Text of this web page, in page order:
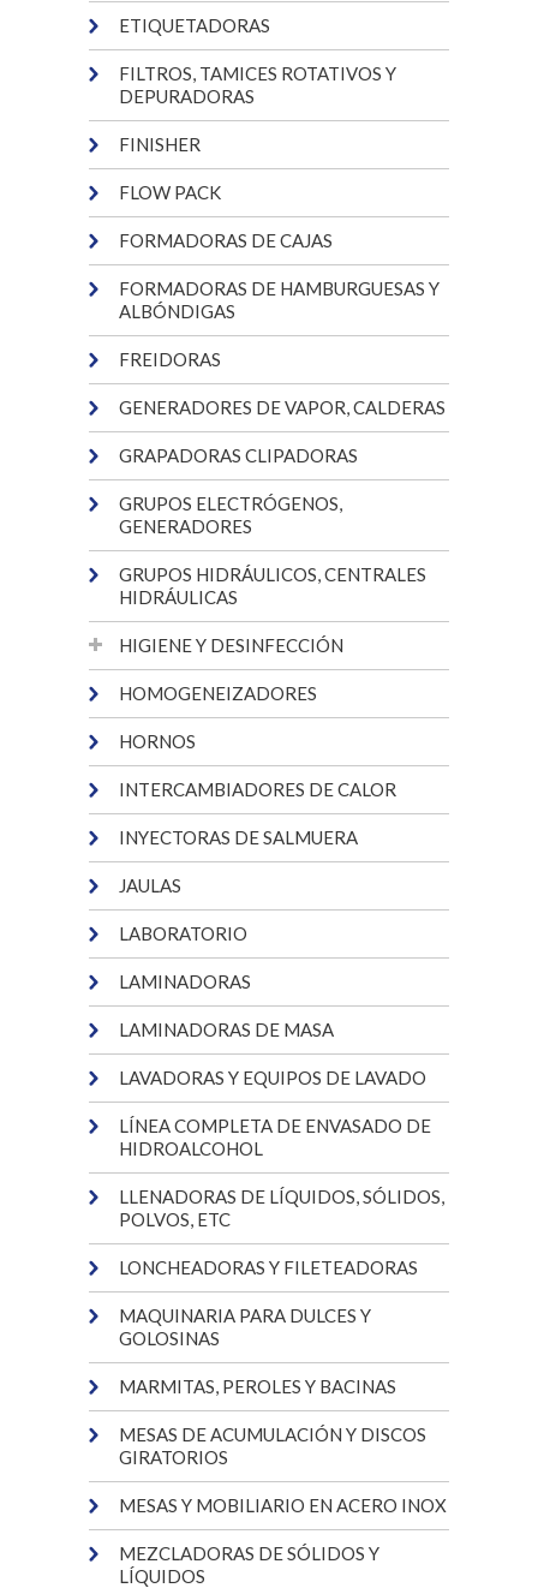
ETIQUETADORAS
FILTROS, TAMICES ROTATIVOS Y
DEPURADORAS
FINISHER
FLOW PACK
FORMADORAS DE CAJAS
FORMADORAS DE HAMBURGUESAS Y
ALBÓNDIGAS
FREIDORAS
GENERADORES DE VAPOR, CALDERAS
GRAPADORAS CLIPADORAS
GRUPOS ELECTRÓGENOS,
GENERADORES
GRUPOS HIDRÁULICOS, CENTRALES
HIDRÁULICAS
HIGIENE Y DESINFECCIÓN
HOMOGENEIZADORES
HORNOS
INTERCAMBIADORES DE CALOR
INYECTORAS DE SALMUERA
JAULAS
LABORATORIO
LAMINADORAS
LAMINADORAS DE MASA
LAVADORAS Y EQUIPOS DE LAVADO
LÍNEA COMPLETA DE ENVASADO DE
HIDROALCOHOL
LLENADORAS DE LÍQUIDOS, SÓLIDOS,
POLVOS, ETC
LONCHEADORAS Y FILETEADORAS
MAQUINARIA PARA DULCES Y
GOLOSINAS
MARMITAS, PEROLES Y BACINAS
MESAS DE ACUMULACIÓN Y DISCOS
GIRATORIOS
MESAS Y MOBILIARIO EN ACERO INOX
MEZCLADORAS DE SÓLIDOS Y
LÍQUIDOS